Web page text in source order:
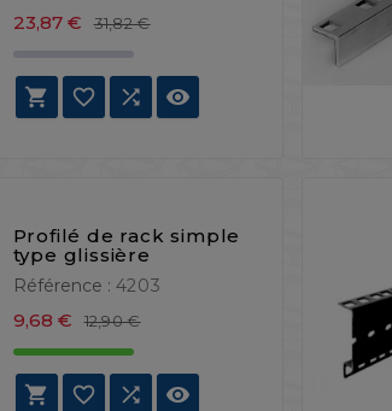
23,87 € 31,82 €Prix de base
Prix
   
Profilé de rack simple
type glissière
Référence : 4203
9,68 € 12,90 €Prix de base
Prix
   